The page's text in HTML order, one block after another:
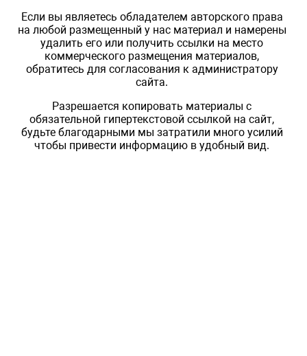
Если вы являетесь обладателем авторского права
на любой размещенный у нас материал и намерены
удалить его или получить ссылки на место
коммерческого размещения материалов,
обратитесь для согласования к администратору
сайта.
Разрешается копировать материалы с
обязательной гипертекстовой ссылкой на сайт,
будьте благодарными мы затратили много усилий
чтобы привести информацию в удобный вид.